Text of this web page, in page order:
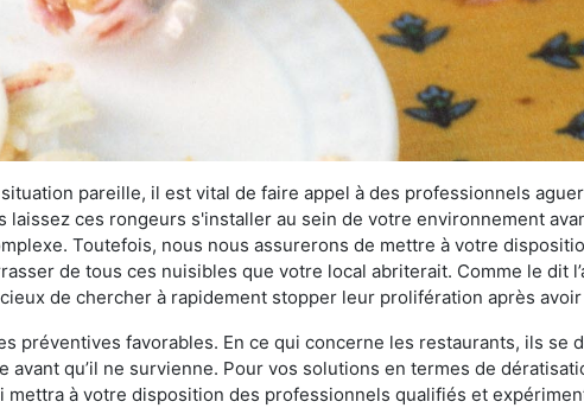
pareille, il est vital de faire appel à des professionnels
laissez ces rongeurs s'installer au sein de votre environnement
Toutefois, nous nous assurerons de mettre à votre
de tous ces nuisibles que votre local abriterait. Comme le dit
de chercher à rapidement stopper leur prolifération après
préventives favorables. En ce qui concerne les restaurants, ils se
qu’il ne survienne. Pour vos solutions en termes de
mettra à votre disposition des professionnels qualifiés et